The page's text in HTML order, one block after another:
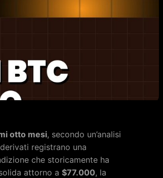
otto mesi, secondo un’analisi
registrano una
che storicamente ha
attorno a $77.000, la